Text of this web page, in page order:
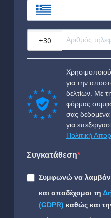
για την
δελτίων. Με
φόρμας
σας
για
Πολιτική
Συγκατάθεση
Συμφωνώ να
και αποδέχομαι τη
(GDPR) καθώς και